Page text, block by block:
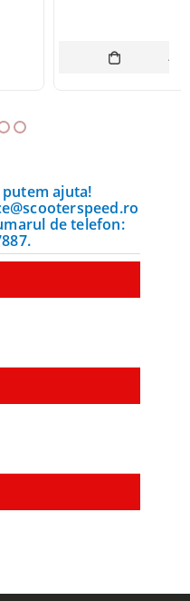
ADAUGĂ ÎN COȘ
putem ajuta!
de telefon: